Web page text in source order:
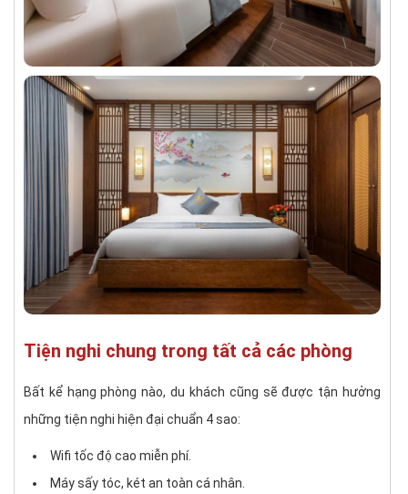
Tiện nghi chung trong tất cả các phòng
Bất kể hạng phòng nào, du khách cũng sẽ được tận hưởng
những tiện nghi hiện đại chuẩn 4 sao:
Wifi tốc độ cao miễn phí.
Máy sấy tóc, két an toàn cá nhân.